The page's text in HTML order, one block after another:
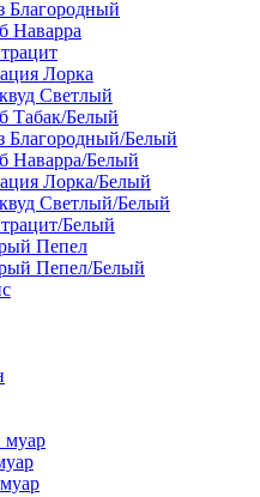
Благородный
Наварра
Лорка
Светлый
Табак/Белый
Благородный/Белый
Наварра/Белый
Лорка/Белый
Светлый/Белый
Белый
Пепел
Пепел/Белый
муар